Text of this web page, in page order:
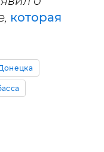
которая